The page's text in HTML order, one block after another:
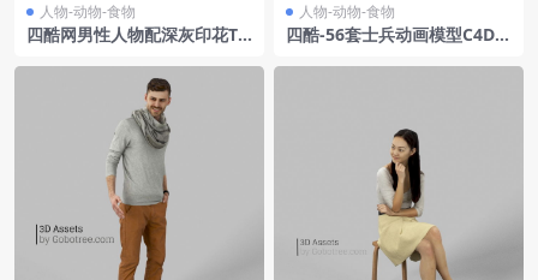
人物-动物-食物
四酷网男性人物配深灰印花T
工程
人物-动物-食物
四酷-56套士兵动画模型C4D模